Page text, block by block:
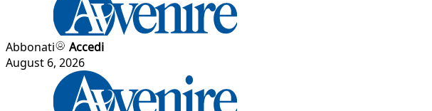
Abbonati
Accedi
August 6, 2026